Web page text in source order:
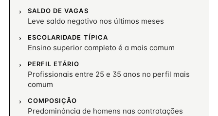
SALDO DE VAGAS
Leve saldo negativo nos últimos meses
ESCOLARIDADE TÍPICA
Ensino superior completo é a mais comum
PERFIL ETÁRIO
Profissionais entre 25 e 35 anos no perfil mais
comum
COMPOSIÇÃO
Predominância de homens nas contratações